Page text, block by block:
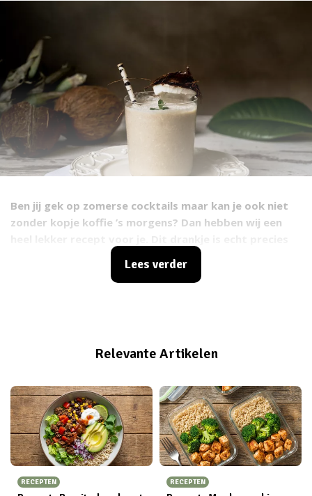
Ben jij gek op zomerse cocktails maar kan je ook niet
zonder kopje koffie ’s morgens? Dan hebben wij een
wat we nodig hebben deze zomer. Move over iced
latte, want deze koffie colada is onze nieuwe
exotische tinten je koffie drinken in de zon past
Wanneer je je ogen sluit en een slokje neemt is het net
alsof je je onder de palmbomen bevindt.
Lees verder
Relevante Artikelen
RECEPTEN RECEPTEN